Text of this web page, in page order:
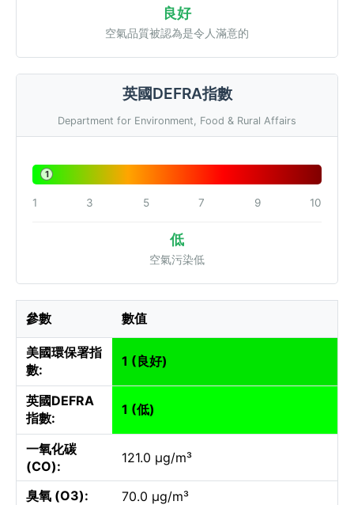
良好
空氣品質被認為是令人滿意的
英國DEFRA指數
Department for Environment, Food & Rural Affairs
1
1 3 5 7 9 10
低
空氣污染低
參數 數值
美國環保署指
數:
1 (良好)
英國DEFRA
指數:
1 (低)
一氧化碳
(CO):
121.0 µg/m³
臭氧 (O3):
70.0 µg/m³